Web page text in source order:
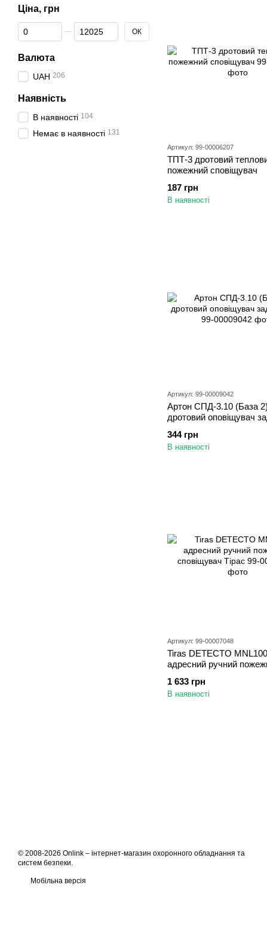
Артикул: 99-00006207
ТПТ-3 дротовий
пожежний сповіщувач
187 грн
В наявності
Артикул: 99-00009042
Артон СПД-3.10 (База 2)
дротовий оповіщувач
344 грн
В наявності
Артикул: 99-00007048
Tiras DETECTO MNL100
адресний ручний
1 633 грн
В наявності
Ціна, грн
Від Ціна, грн
До Ціна, грн ОК
Валюта
UAH 206
Наявність
В наявності 104
Немає в наявності 131
© 2008-2026 Onlink – інтернет-магазин охоронного обладнання та
систем безпеки.
Мобільна версія